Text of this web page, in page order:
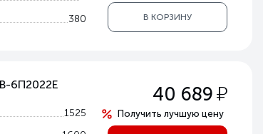
380 В КОРЗИНУ
6П2022Е
1525
40 689у
Получить лучшую цену